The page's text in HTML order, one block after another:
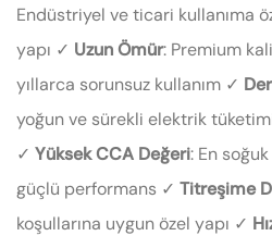
Endüstriyel ve ticari kullanıma
yapı ✓ Uzun Ömür: Premium
yıllarca sorunsuz kullanım ✓
yoğun ve sürekli elektrik
✓ Yüksek CCA Değeri: En
güçlü performans ✓ Titreşime
koşullarına uygun özel yapı ✓